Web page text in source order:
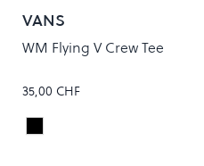
VANS
WM Flying V Crew Tee
35,00 CHF
Colour
Black